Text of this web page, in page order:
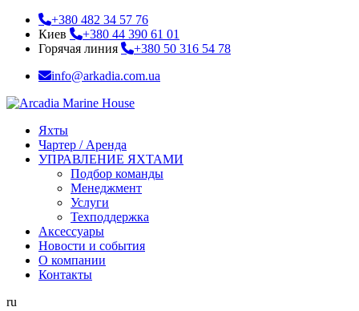
+380 482 34 57 76
Киев
+380 44 390 61 01
Горячая линия
+380 50 316 54 78
info@arkadia.com.ua
Яхты
Чартер / Аренда
УПРАВЛЕНИЕ ЯХТАМИ
Подбор команды
Менеджмент
Услуги
Техподдержка
Аксессуары
Новости и события
О компании
Контакты
ru